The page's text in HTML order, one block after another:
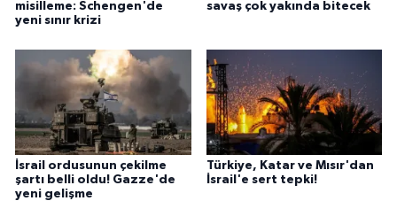
misilleme: Schengen'de
yeni sınır krizi
savaş çok yakında bitecek
İsrail ordusunun çekilme
şartı belli oldu! Gazze'de
yeni gelişme
Türkiye, Katar ve Mısır'dan
İsrail'e sert tepki!